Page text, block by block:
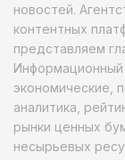
новостей.
контентных
представляем
Информационный
экономические,
аналитика,
рынки ценных
несырьевых